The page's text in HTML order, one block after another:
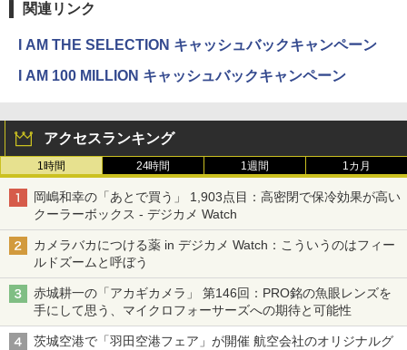
関連リンク
I AM THE SELECTION キャッシュバックキャンペーン
I AM 100 MILLION キャッシュバックキャンペーン
アクセスランキング
1時間 24時間 1週間 1カ月
岡嶋和幸の「あとで買う」 1,903点目：高密閉で保冷効果が高い
クーラーボックス - デジカメ Watch
カメラバカにつける薬 in デジカメ Watch：こういうのはフィー
ルドズームと呼ぼう
赤城耕一の「アカギカメラ」 第146回：PRO銘の魚眼レンズを
手にして思う、マイクロフォーサーズへの期待と可能性
茨城空港で「羽田空港フェア」が開催 航空会社のオリジナルグ